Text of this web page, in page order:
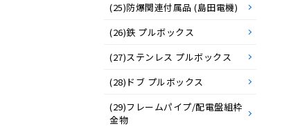
(25)防爆関連付属品 (島田電機)
(26)鉄 プルボックス
(27)ステンレス プルボックス
(28)ドブ プルボックス
(29)フレームパイプ/配電盤組枠
金物